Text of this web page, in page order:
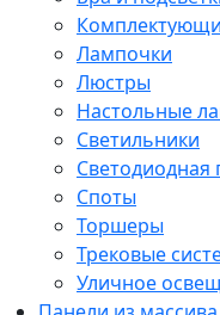
Лампочки
Люстры
Настольные
Светильники
Светодиодная
Споты
Торшеры
Трековые
Уличное